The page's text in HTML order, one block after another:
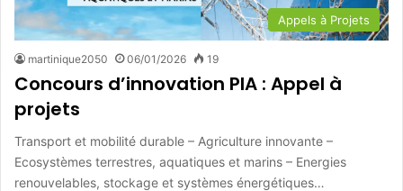
Appels à Projets
martinique2050 06/01/2026 19
Concours d’innovation PIA : Appel à
projets
Transport et mobilité durable – Agriculture innovante –
Ecosystèmes terrestres, aquatiques et marins – Energies
renouvelables, stockage et systèmes énergétiques…